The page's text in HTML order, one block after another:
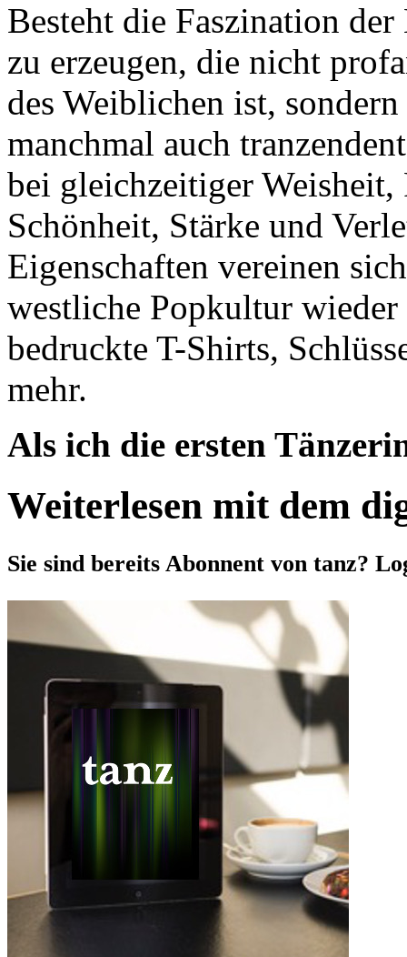
Besteht die Faszination
zu erzeugen, die nicht
des Weiblichen ist,
manchmal auch
bei gleichzeitiger
Schönheit, Stärke und
Eigenschaften vereinen
westliche Popkultur
bedruckte T-Shirts,
mehr.
Als ich die ersten
Weiterlesen mit dem
Sie sind bereits Abonnent von tanz?